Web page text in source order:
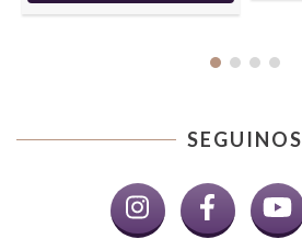
SEGUINOS